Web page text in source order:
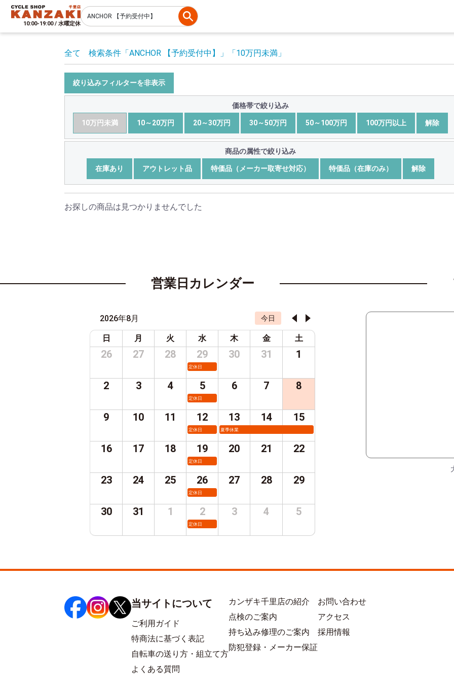
10:00-19:00 / 水曜定休
全て 検索条件 「ANCHOR 【予約受付中】」 「10万円未満」
絞り込みフィルターを非表示
価格帯で絞り込み
10万円未満 10～20万円 20～30万円 30～50万円 50～100万円 100万円以上 解除
商品の属性で絞り込み
在庫あり アウトレット品 特価品（メーカー取寄せ対応） 特価品（在庫のみ） 解除
お探しの商品は見つかりませんでした
営業日カレンダー
2026年8月 今日
日 月 火 水 木 金 土
26 27 28 29
定休日
30 31 1
2 3 4 5
定休日
6 7 8
9 10 11 12
定休日
13
夏季休業
14 15
16 17 18 19
定休日
20 21 22
23 24 25 26
定休日
27 28 29
30 31 1 2
定休日
3 4 5
当サイトについて
ご利用ガイド
特商法に基づく表記
自転車の送り方・組立て方
よくある質問
カンザキ千里店の紹介
点検のご案内
持ち込み修理のご案内
防犯登録・メーカー保証
お問い合わせ
アクセス
採用情報